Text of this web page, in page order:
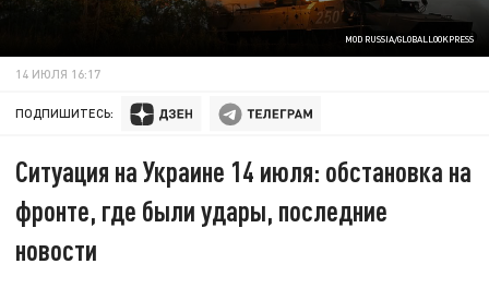
MOD RUSSIA/GLOBALLOOKPRESS
14 ИЮЛЯ 16:17
ПОДПИШИТЕСЬ:
Ситуация на Украине 14 июля: обстановка на
фронте, где были удары, последние
новости